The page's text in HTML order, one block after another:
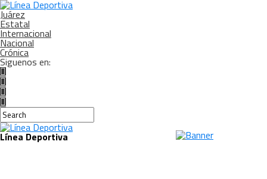
Juárez
Estatal
Internacional
Nacional
Crónica
Siguenos en:
Línea Deportiva